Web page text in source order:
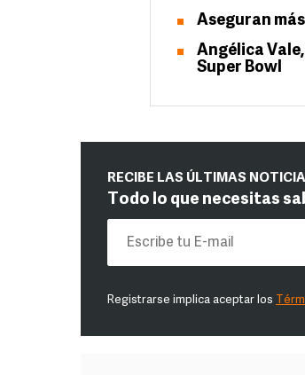
Aseguran
Angélica
Super Bowl
RECIBE LAS ÚLTIMAS
Todo lo que necesitas
Registrarse implica aceptar los